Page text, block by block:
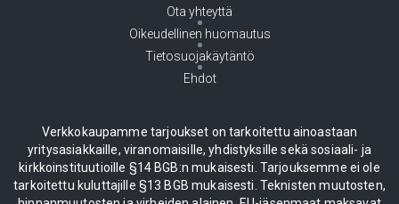
Ota yhteyttä
Oikeudellinen huomautus
Tietosuojakäytäntö
Ehdot
Verkkokaupamme tarjoukset on tarkoitettu ainoastaan
yritysasiakkaille, viranomaisille, yhdistyksille sekä sosiaali- ja
kirkkoinstituutioille §14 BGB:n mukaisesti. Tarjouksemme ei ole
tarkoitettu kuluttajille §13 BGB mukaisesti. Teknisten muutosten,